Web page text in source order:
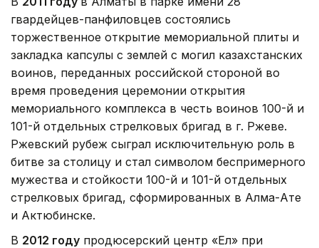
гвардейцев-панфиловцев состоялись
торжественное открытие мемориальной плиты и
закладка капсулы с землей с могил казахстанских
воинов, переданных российской стороной во
время проведения церемонии открытия
мемориального комплекса в честь воинов 100-й и
101-й отдельных стрелковых бригад в г. Ржеве.
Ржевский рубеж сыграл исключительную роль в
битве за столицу и стал символом беспримерного
мужества и стойкости 100-й и 101-й отдельных
стрелковых бригад, сформированных в Алма-Ате
и Актюбинске.
В 2012 году продюсерский центр «Ел» при